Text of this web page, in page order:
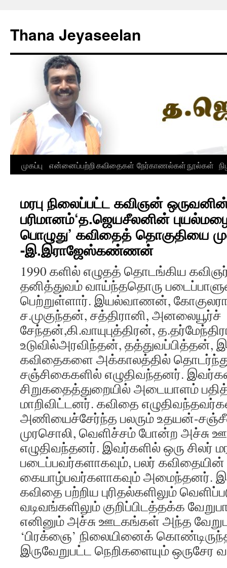
content
Thana Jeyaseelan
முகப்பு என்னைப்பற்றிகவிதைகள் நேர்காணல்கள்நூல்கள்
மரபு நிலைப்பட்ட கவிஞன்
பரிமானம்‘த.ஜெயசீலனின்
பொழுது’ கவிதைத் தொகுதியை
-இ.இராஜேஸ்கண்ணன்
1990 களில் எழுதத் தொடங்கிய
தனித்துவம் வாய்ந்ததொரு
பெற்றுள்ளார். இயல்வாணன்,
ச.முகுந்தன், சத்திரானி, அனலையூர்ச்
சேந்தன்,கி.வாயுபுத்திரன்,
உடுவில்அரவிந்தன், தத்துவப்பித்தன்,
கவிதைகளை அக்காலத்தில்
சஞ்சிகைகளில் எழுதிவந்தனர்.
சிறுகதைத்துறையில் அடையாளம்
மாறிவிட்டனர். கவிதை
அணியைச்சேர்ந்த பலரும் உதயன்-
முரசொலி, வெளிச்சம் போன்ற அச்சு
எழுதிவந்தனர். இவர்களில் ஒரு சிலர்
படைப்பவர்களாகவும், பலர் கவிதையின்
கையாழ்பவர்களாகவும் அமைந்தனர்.
கவிதை பற்றிய புரிதல்களிலும்
வடிவங்களிலும் குறிப்பிடத்தக்க
எனினும் அச்சு ஊடகங்கள் அந்த
‘பிரக்ஞை’ நிலையினைக்
இருவேறுபட்ட நெறிகளையும்